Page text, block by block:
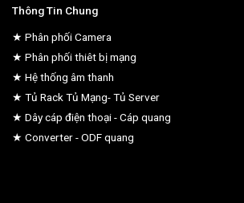
Thông Tin Chung
★ Phân phối Camera
★ Phân phối thiêt bị mạng
★ Hệ thống âm thanh
★ Tủ Rack Tủ Mạng- Tủ Server
★ Dây cáp điện thoại - Cáp quang
★ Converter - ODF quang